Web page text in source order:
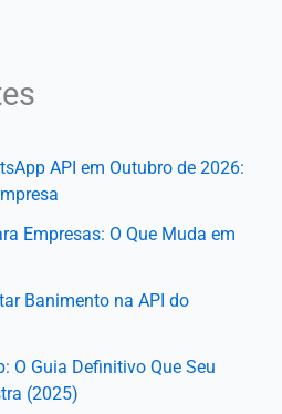
API em Outubro de 2026:
Empresas: O Que Muda em
Banimento na API do
O Guia Definitivo Que Seu
(2025)